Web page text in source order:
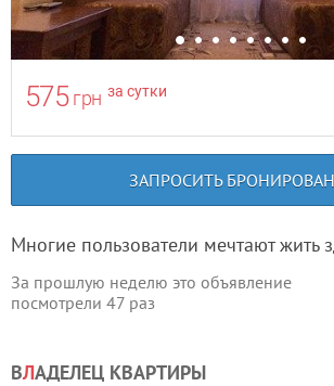
575 грн за сутки
ЗАПРОСИТЬ
Многие пользователи мечтают жить
За прошлую неделю это объявление
посмотрели 47 раз
ВЛАДЕЛЕЦ КВАРТИРЫ